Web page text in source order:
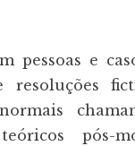
pessoas e
resoluções
pós-